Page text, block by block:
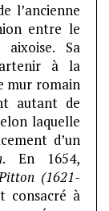
l’ancienne
entre le
Sa
à la
mur romain
autant de
laquelle
d’un
. En 1654,
(1621-
consacré à